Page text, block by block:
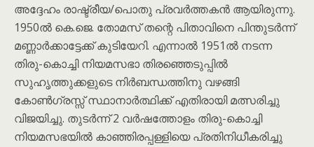
അദ്ദേഹം രാഷ്ട്രീയ/പൊതു പ്രവർത്തകൻ ആയിരുന്നു.
1950ൽ കെ.ജെ. തോമസ് തന്റെ പിതാവിനെ പിന്തുടർന്ന്
മണ്ണാർക്കാട്ടേക്ക് കുടിയേറി. എന്നാൽ 1951ൽ നടന്ന
തിരു-കൊച്ചി നിയമസഭാ തിരഞ്ഞെടുപ്പിൽ
സുഹൃത്തുക്കളുടെ നിർബന്ധത്തിനു വഴങ്ങി
കോൺഗ്രസ്സ് സ്ഥാനാർത്ഥിക്ക് എതിരായി മത്സരിച്ചു
വിജയിച്ചു. തുടർന്ന് 2 വർഷത്തോളം തിരു-കൊച്ചി
നിയമസഭയിൽ കാഞ്ഞിരപ്പള്ളിയെ പ്രതിനിധീകരിച്ചു